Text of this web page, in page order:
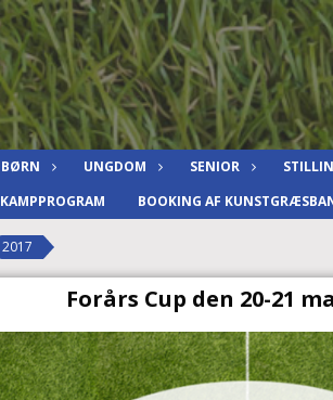
BØRN UNGDOM SENIOR
KAMPPROGRAM BOOKING AF
2017
Forårs Cup den 20-21